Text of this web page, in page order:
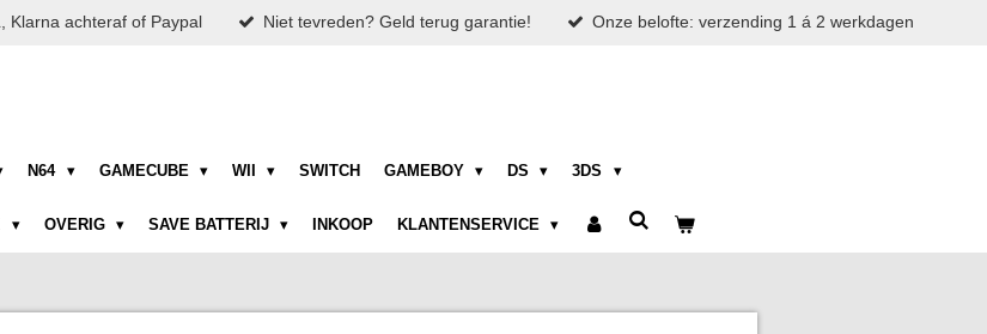
Klarna achteraf of Paypal Niet tevreden? Geld terug garantie! Onze belofte: verzending 1 á 2 werkdagen
N64 GAMECUBE WII SWITCH GAMEBOY DS 3DS
OVERIG SAVE BATTERIJ INKOOP KLANTENSERVICE